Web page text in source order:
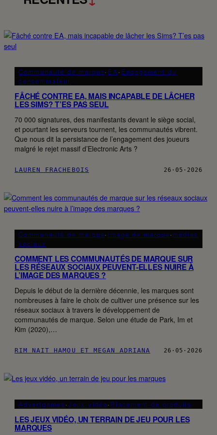
Communauté de marque· EA· Engagement du
consommateur
FÂCHÉ CONTRE EA, MAIS INCAPABLE DE LÂCHER
LES SIMS? T’ES PAS SEUL
70 000 signatures, des manifestants devant le siège social,
et pourtant les serveurs tournent, les communautés vibrent.
Que nous dit la persistance de l’engagement des joueurs
malgré le rejet massif d’Electronic Arts ?
LAUREN FRACHEBOIS 26·05·2026
Communauté de marque· Image de marque·médias
sociaux
COMMENT LES COMMUNAUTÉS DE MARQUE SUR
LES RÉSEAUX SOCIAUX PEUVENT-ELLES NUIRE À
L’IMAGE DES MARQUES ?
Depuis le début de la dernière décennie, les marques sont
nombreuses à faire le choix de cultiver une présence sur les
réseaux sociaux à travers le développement de
communautés de marque. Selon une étude de Park, Im et
Kim (2020),…
RIM NAIT HAMOU ET MEGAN ADRIANA 26·05·2026
Advertgames ·Jeux vidéo· Placement de produits
LES JEUX VIDÉO, UN TERRAIN DE JEU POUR LES
MARQUES